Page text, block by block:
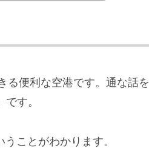
る便利な空港です。通な話を
です。
ことがわかります。